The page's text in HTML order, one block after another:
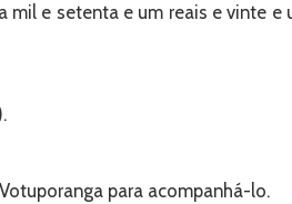
mil e setenta e um reais e vinte e
para acompanhá-lo.